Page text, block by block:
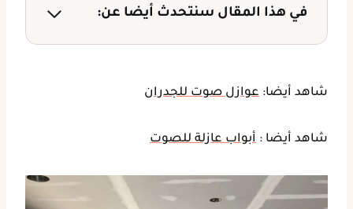
في هذا المقال سنتحدث أيضا عن:
شاهد أيضا: عوازل صوت للجدران
شاهد أيضا : أبواب عازلة للصوت